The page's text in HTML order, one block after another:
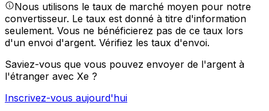
Nous utilisons le taux de marché moyen pour notre
convertisseur. Le taux est donné à titre d'information
seulement. Vous ne bénéficierez pas de ce taux lors
d'un envoi d'argent. Vérifiez les taux d'envoi.
Saviez-vous que vous pouvez envoyer de l'argent à
l'étranger avec Xe ?
Inscrivez-vous aujourd'hui